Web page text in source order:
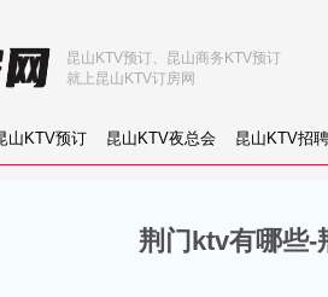
山KTV预订 昆山KTV夜总会 昆山KTV招聘
昆山KTV预订、昆山商务KTV预订
就上昆山KTV订房网
荆门ktv有哪些-